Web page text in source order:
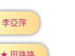
李亞萍